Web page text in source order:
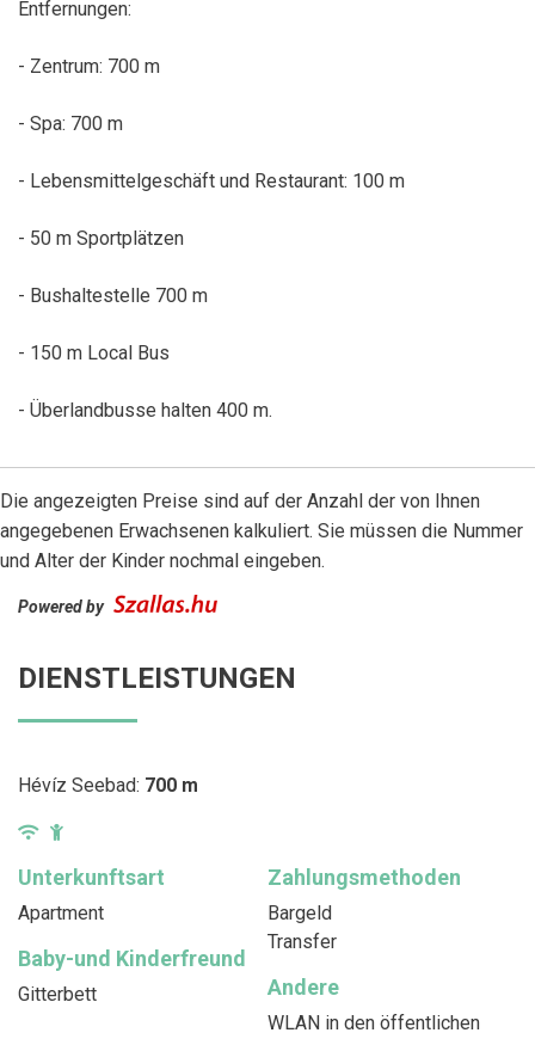
Entfernungen:
- Zentrum: 700 m
- Spa: 700 m
- Lebensmittelgeschäft und Restaurant: 100 m
- 50 m Sportplätzen
- Bushaltestelle 700 m
- 150 m Local Bus
- Überlandbusse halten 400 m.
Die angezeigten Preise sind auf der Anzahl der von Ihnen
angegebenen Erwachsenen kalkuliert. Sie müssen die Nummer
und Alter der Kinder nochmal eingeben.
Powered by
DIENSTLEISTUNGEN
Hévíz Seebad: 700 m
Unterkunftsart
Apartment
Zahlungsmethoden
Bargeld
Transfer
Baby-und Kinderfreund
Gitterbett Andere
WLAN in den öffentlichen